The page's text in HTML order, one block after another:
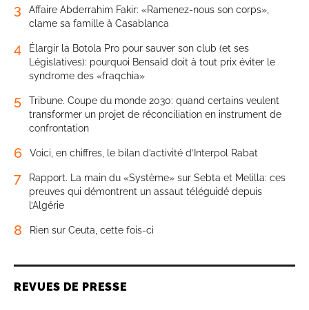
3
Affaire Abderrahim Fakir: «Ramenez-nous son corps»,
clame sa famille à Casablanca
4
Élargir la Botola Pro pour sauver son club (et ses
Législatives): pourquoi Bensaïd doit à tout prix éviter le
syndrome des «fraqchia»
5
Tribune. Coupe du monde 2030: quand certains veulent
transformer un projet de réconciliation en instrument de
confrontation
6 Voici, en chiffres, le bilan d’activité d’Interpol Rabat
7
Rapport. La main du «Système» sur Sebta et Melilla: ces
preuves qui démontrent un assaut téléguidé depuis
l’Algérie
8 Rien sur Ceuta, cette fois-ci
REVUES DE PRESSE